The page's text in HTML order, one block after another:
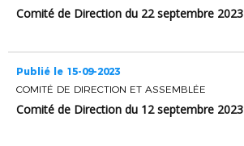
Comité de Direction du 22 septembre 2023
Publié le 15-09-2023
COMITÉ DE DIRECTION ET ASSEMBLÉE
Comité de Direction du 12 septembre 2023